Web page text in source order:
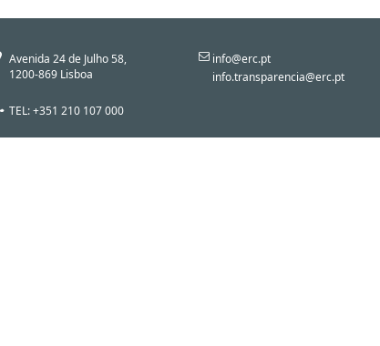
Avenida 24 de Julho 58,
1200-869 Lisboa
TEL: +351 210 107 000
info@erc.pt
info.transparencia@erc.pt